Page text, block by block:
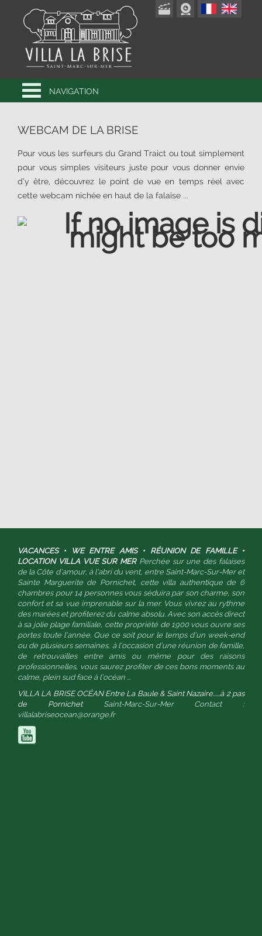
NAVIGATION
WEBCAM DE LA BRISE
Pour vous les surfeurs du Grand Traict ou tout simplement
pour vous simples visiteurs juste pour vous donner envie
d’y être, découvrez le point de vue en temps réel avec
cette webcam nichée en haut de la falaise ...
VACANCES • WE ENTRE AMIS • RÉUNION DE FAMILLE •
LOCATION VILLA VUE SUR MER Perchée sur une des falaises
de la Côte d’amour, à l’abri du vent, entre Saint-Marc-Sur-Mer et
Sainte Marguerite de Pornichet, cette villa authentique de 6
chambres pour 14 personnes vous séduira par son charme, son
confort et sa vue imprenable sur la mer. Vous vivrez au rythme
des marées et profiterez du calme absolu. Avec son accès direct
à sa jolie plage familiale, cette propriété de 1900 vous ouvre ses
portes toute l’année. Que ce soit pour le temps d’un week-end
ou de plusieurs semaines, à l’occasion d’une réunion de famille,
de retrouvailles entre amis ou même pour des raisons
professionnelles, vous saurez profiter de ces bons moments au
calme, plein sud face à l’océan ...
VILLA LA BRISE OCÉAN Entre La Baule & Saint Nazaire......à 2 pas
de Pornichet
Saint-Marc-Sur-MerContact :
villalabriseocean@orange.fr